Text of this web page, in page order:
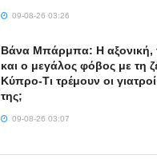
09-08-26 03:26
Βάνα Μπάρμπα: Η αξονική,
και ο μεγάλος φόβος με τη
Κύπρο-Τι τρέμουν οι
της;
09-08-26 03:07